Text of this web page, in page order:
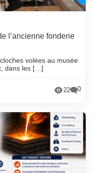
l’ancienne fonderie
volées au musée
dans les […]
22 0